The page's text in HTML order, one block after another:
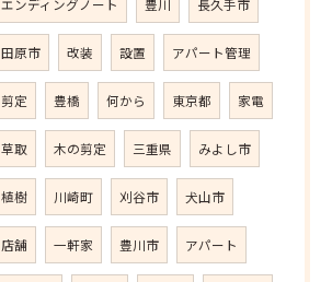
エンディングノート 豊川 長久手市
田原市 改装 設置 アパート管理
剪定 豊橋 何から 東京都 家電
草取 木の剪定 三重県 みよし市
植樹 川崎町 刈谷市 犬山市
店舗 一軒家 豊川市 アパート